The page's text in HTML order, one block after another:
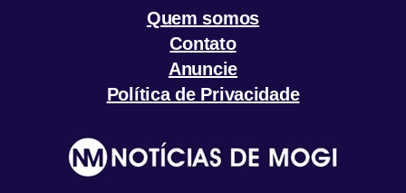
Quem somos
Contato
Anuncie
Política de Privacidade